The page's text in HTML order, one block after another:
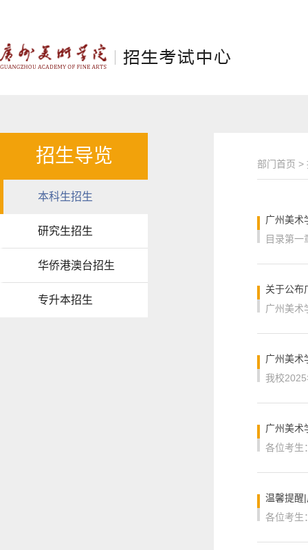
招生导览
本科生招生
研究生招生
华侨港澳台招生
专升本招生
部门首页 >
广州美术
关于公布
广州美术
广州美术
温馨提醒